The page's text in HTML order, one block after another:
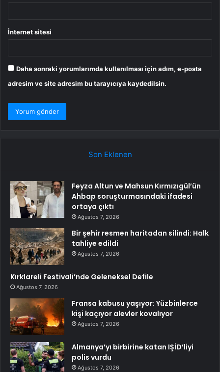
İnternet sitesi
Daha sonraki yorumlarımda kullanılması için adım, e-posta
adresim ve site adresim bu tarayıcıya kaydedilsin.
Son Eklenen
Feyza Altun ve Mahsun Kırmızıgül’ün
Ahbap soruşturmasındaki ifadesi
ortaya çıktı
Ağustos 7, 2026
Bir şehir resmen haritadan silindi: Halk
tahliye edildi
Ağustos 7, 2026
Kırklareli Festivali’nde Geleneksel Defile
Ağustos 7, 2026
Fransa kabusu yaşıyor: Yüzbinlerce
kişi kaçıyor alevler kovalıyor
Ağustos 7, 2026
Almanya’yı birbirine katan IŞİD’liyi
polis vurdu
Ağustos 7, 2026